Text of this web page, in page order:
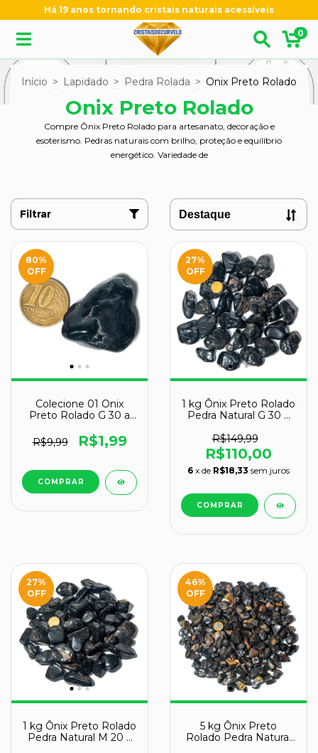
Há 19 anos tornando cristais naturais acessíveis
0
Início > Lapidado > Pedra Rolada > Onix Preto Rolado
Onix Preto Rolado
Compre Ônix Preto Rolado para artesanato, decoração e
esoterismo. Pedras naturais com brilho, proteção e equilíbrio
energético. Variedade de
Filtrar
80%
OFF
Colecione 01 Onix
Preto Rolado G 30 a
Pedra da Proteção
Espiritual
R$9,99 R$1,99
27%
OFF
1 kg Ônix Preto Rolado
Pedra Natural G 30 a
R$149,99
R$110,00
6 x de R$18,33 sem juros
27%
OFF
1 kg Ônix Preto Rolado
Pedra Natural M 20 a
46%
OFF
5 kg Ônix Preto
Rolado Pedra Natural